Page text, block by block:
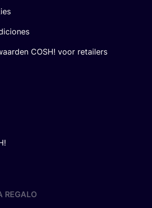
COSH! voor retailers
REGALO